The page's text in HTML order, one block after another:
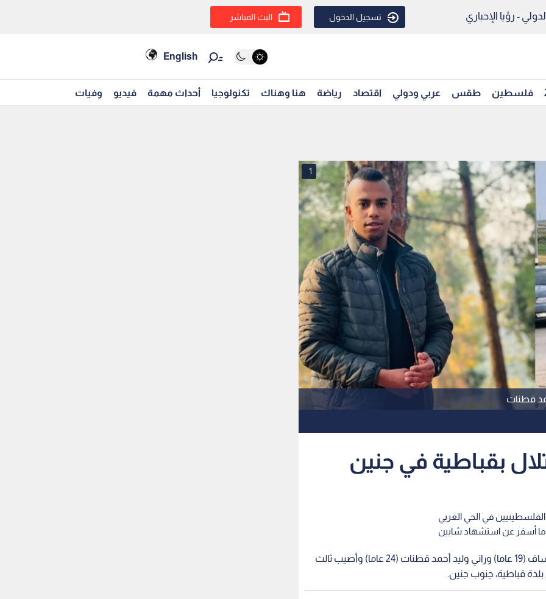
- رؤيا الإخباري تسجيل الدخول البث المباشر
English
فلسطين طقس عربي ودولي اقتصاد رياضة هنا وهناك تكنولوجيا أحداث مهمة فيديو وفيات
قطنات
1
بقباطية في جنين
في الحي الغربي
أسفر عن استشهاد شابين
استشهد فجر الأربعاء، الشابين أحمد جمال توفيق عساف (19 عاما) وراني وليد أحمد قطنات (24 عاما) وأصيب ثالث
بلدة قباطية، جنوب جنين.